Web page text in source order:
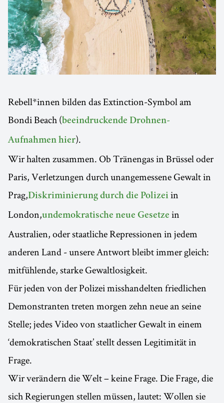
Rebell*innen bilden das Extinction-Symbol am
Bondi Beach (beeindruckende Drohnen-
Aufnahmen hier).
Wir halten zusammen. Ob Tränengas in Brüssel oder
Paris, Verletzungen durch unangemessene Gewalt in
Prag,Diskriminierung durch die Polizei in
London,undemokratische neue Gesetze in
Australien, oder staatliche Repressionen in jedem
anderen Land - unsere Antwort bleibt immer gleich:
mitfühlende, starke Gewaltlosigkeit.
Für jeden von der Polizei misshandelten friedlichen
Demonstranten treten morgen zehn neue an seine
Stelle; jedes Video von staatlicher Gewalt in einem
‘demokratischen Staat’ stellt dessen Legitimität in
Frage.
Wir verändern die Welt – keine Frage. Die Frage, die
sich Regierungen stellen müssen, lautet: Wollen sie